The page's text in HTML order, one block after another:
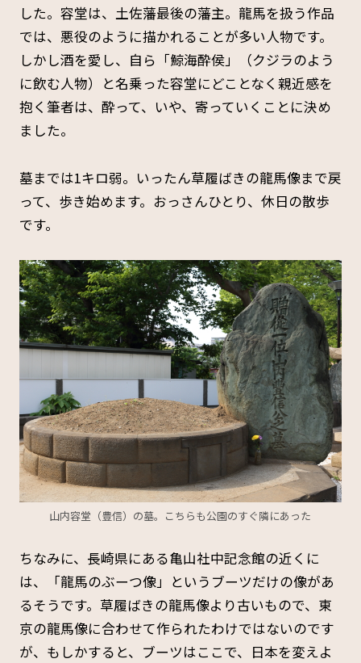
した。容堂は、土佐藩最後の藩主。龍馬を扱う作品
では、悪役のように描かれることが多い人物です。
しかし酒を愛し、自ら「鯨海酔侯」（クジラのよう
に飲む人物）と名乗った容堂にどことなく親近感を
抱く筆者は、酔って、いや、寄っていくことに決め
ました。
墓までは1キロ弱。いったん草履ばきの龍馬像まで戻
って、歩き始めます。おっさんひとり、休日の散歩
です。
山内容堂（豊信）の墓。こちらも公園のすぐ隣にあった
ちなみに、長崎県にある亀山社中記念館の近くに
は、「龍馬のぶーつ像」というブーツだけの像があ
るそうです。草履ばきの龍馬像より古いもので、東
京の龍馬像に合わせて作られたわけではないのです
が、もしかすると、ブーツはここで、日本を変えよ